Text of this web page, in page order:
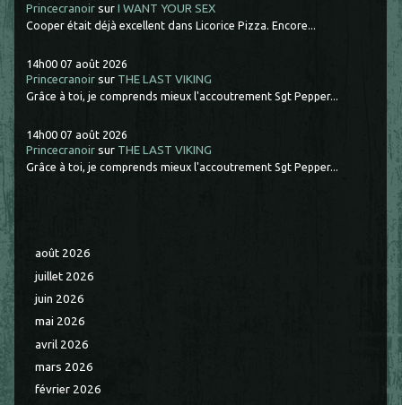
Princecranoir surI WANT YOUR SEX
Cooper était déjà excellent dans Licorice Pizza. Encore...
14h00 07 août 2026
Princecranoir sur THE LAST VIKING
Grâce à toi, je comprends mieux l'accoutrement Sgt Pepper...
14h00 07 août 2026
Princecranoir sur THE LAST VIKING
Grâce à toi, je comprends mieux l'accoutrement Sgt Pepper...
août 2026
juillet 2026
juin 2026
mai 2026
avril 2026
mars 2026
février 2026